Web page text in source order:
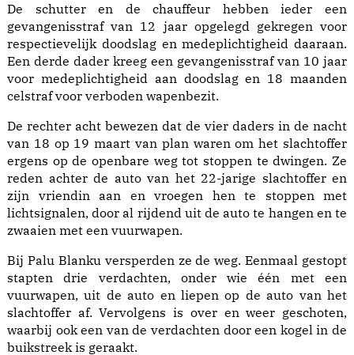
De schutter en de chauffeur hebben ieder een
gevangenisstraf van 12 jaar opgelegd gekregen voor
respectievelijk doodslag en medeplichtigheid daaraan.
Een derde dader kreeg een gevangenisstraf van 10 jaar
voor medeplichtigheid aan doodslag en 18 maanden
celstraf voor verboden wapenbezit.
De rechter acht bewezen dat de vier daders in de nacht
van 18 op 19 maart van plan waren om het slachtoffer
ergens op de openbare weg tot stoppen te dwingen. Ze
reden achter de auto van het 22-jarige slachtoffer en
zijn vriendin aan en vroegen hen te stoppen met
lichtsignalen, door al rijdend uit de auto te hangen en te
zwaaien met een vuurwapen.
Bij Palu Blanku versperden ze de weg. Eenmaal gestopt
stapten drie verdachten, onder wie één met een
vuurwapen, uit de auto en liepen op de auto van het
slachtoffer af. Vervolgens is over en weer geschoten,
waarbij ook een van de verdachten door een kogel in de
buikstreek is geraakt.